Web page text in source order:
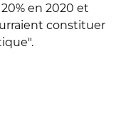
en 2020 et
constituer